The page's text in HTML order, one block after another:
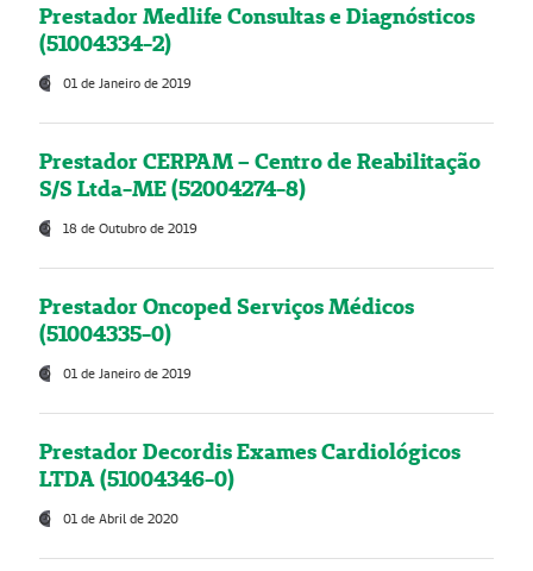
Prestador Medlife Consultas e Diagnósticos
(51004334-2)
01 de Janeiro de 2019
Prestador CERPAM – Centro de Reabilitação
S/S Ltda-ME (52004274-8)
18 de Outubro de 2019
Prestador Oncoped Serviços Médicos
(51004335-0)
01 de Janeiro de 2019
Prestador Decordis Exames Cardiológicos
LTDA (51004346-0)
01 de Abril de 2020